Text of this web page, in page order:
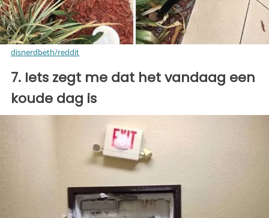
disnerdbeth/reddit
7. Iets zegt me dat het vandaag een
koude dag is